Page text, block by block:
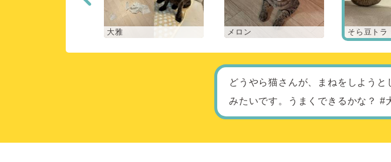
大雅 メロン そら豆トラ
どうやら猫さんが、まねをしようと
みたいです。うまくできるかな？ #